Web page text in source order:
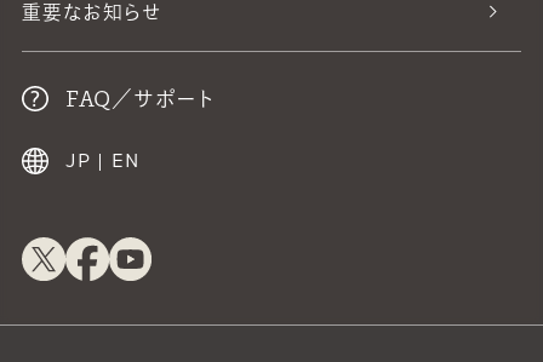
重要なお知らせ
FAQ／サポート
JP EN